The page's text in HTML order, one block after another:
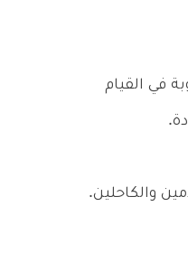
في القيام
والكاحلين.